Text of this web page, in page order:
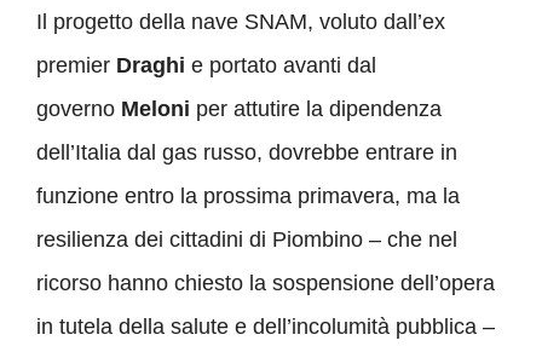
Il progetto della nave SNAM, voluto dall’ex
premier Draghi e portato avanti dal
governo Meloni per attutire la dipendenza
dell’Italia dal gas russo, dovrebbe entrare in
funzione entro la prossima primavera, ma la
resilienza dei cittadini di Piombino – che nel
ricorso hanno chiesto la sospensione dell’opera
in tutela della salute e dell’incolumità pubblica –